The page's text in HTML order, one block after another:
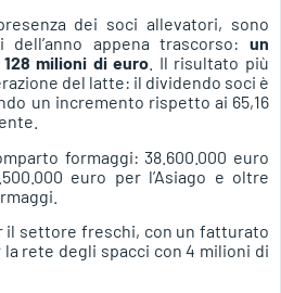
dei soci allevatori, sono
appena trascorso: un
milioni di euro . Il risultato più
del latte: il dividendo soci è
un incremento rispetto ai 65,16
formaggi: 38.600.000 euro
euro per l’Asiago e oltre
il settore freschi, con un fatturato
rete degli spacci con 4 milioni di